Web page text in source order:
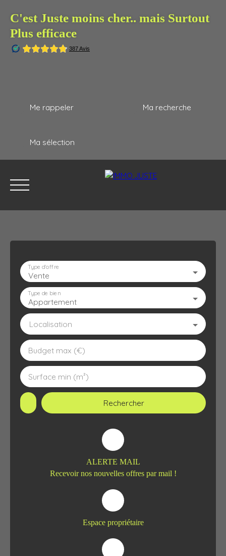
C'est Juste moins cher.. mais Surtout
Plus efficace
Me rappeler Ma recherche
Ma sélection
ACCUEIL ESTIMATION
Vente
Type d'offre
Appartement
Type de bien
Localisation
Budget max (€)
Surface min (m²)
Rechercher
ALERTE MAIL
Recevoir nos nouvelles offres par mail !
Espace propriétaire